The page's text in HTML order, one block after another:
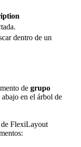
dentro de un
de grupo
en el árbol de
de FlexiLayout